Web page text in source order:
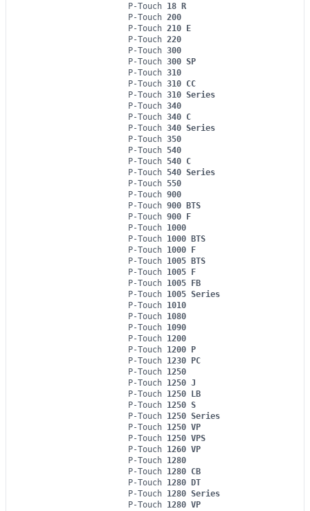
P-Touch 18 R
P-Touch 200
P-Touch 210 E
P-Touch 220
P-Touch 300
P-Touch 300 SP
P-Touch 310
P-Touch 310 CC
P-Touch 310 Series
P-Touch 340
P-Touch 340 C
P-Touch 340 Series
P-Touch 350
P-Touch 540
P-Touch 540 C
P-Touch 540 Series
P-Touch 550
P-Touch 900
P-Touch 900 BTS
P-Touch 900 F
P-Touch 1000
P-Touch 1000 BTS
P-Touch 1000 F
P-Touch 1005 BTS
P-Touch 1005 F
P-Touch 1005 FB
P-Touch 1005 Series
P-Touch 1010
P-Touch 1080
P-Touch 1090
P-Touch 1200
P-Touch 1200 P
P-Touch 1230 PC
P-Touch 1250
P-Touch 1250 J
P-Touch 1250 LB
P-Touch 1250 S
P-Touch 1250 Series
P-Touch 1250 VP
P-Touch 1250 VPS
P-Touch 1260 VP
P-Touch 1280
P-Touch 1280 CB
P-Touch 1280 DT
P-Touch 1280 Series
P-Touch 1280 VP